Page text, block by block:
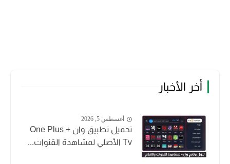
أخر الأخبار
أغسطس 5, 2026
تحميل تطبيق وان + One Plus
Tv الأصلي لمشاهدة القنوات...